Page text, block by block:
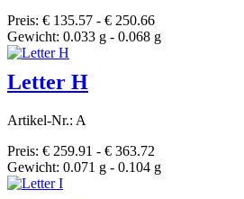
Preis: € 135.57 - € 250.66
Gewicht: 0.033 g - 0.068 g
Letter H
Artikel-Nr.: A
Preis: € 259.91 - € 363.72
Gewicht: 0.071 g - 0.104 g